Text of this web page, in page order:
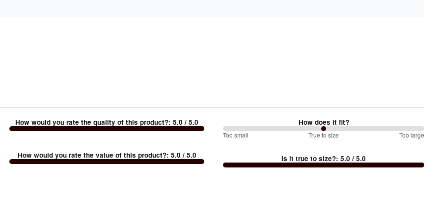
How would you rate the quality of this product?:5.0 / 5.0
How would you rate the value of this product?: 5.0 / 5.0
How does it fit?
100%
Too
Too small True to size Too large
Is it true to size?:5.0 / 5.0